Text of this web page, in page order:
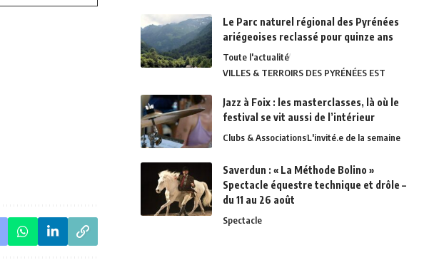
Le Parc naturel régional des Pyrénées
ariégeoises reclassé pour quinze ans
Toute l'actualité
VILLES & TERROIRS DES PYRÉNÉES EST
Jazz à Foix : les masterclasses, là où le
festival se vit aussi de l’intérieur
Clubs & AssociationsL'invité.e de la semaine
Saverdun : « La Méthode Bolino »
Spectacle équestre technique et drôle –
du 11 au 26 août
Spectacle